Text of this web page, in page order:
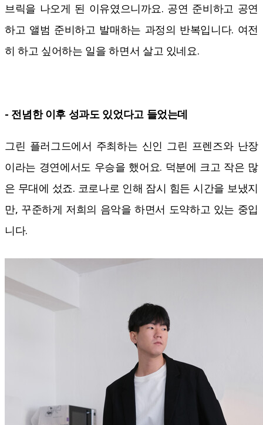
브릭을 나오게 된 이유였으니까요. 공연 준비하고 공연
하고 앨범 준비하고 발매하는 과정의 반복입니다. 여전
히 하고 싶어하는 일을 하면서 살고 있네요.
- 전념한 이후 성과도 있었다고 들었는데
그린 플러그드에서 주최하는 신인 그린 프렌즈와 난장
이라는 경연에서도 우승을 했어요. 덕분에 크고 작은 많
은 무대에 섰죠. 코로나로 인해 잠시 힘든 시간을 보냈지
만, 꾸준하게 저희의 음악을 하면서 도약하고 있는 중입
니다.